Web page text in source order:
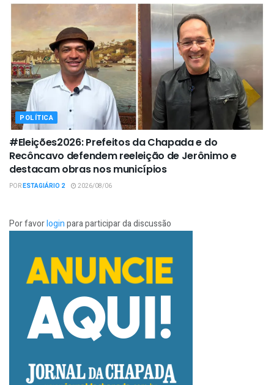
POLÍTICA
#Eleições2026: Prefeitos da Chapada e do
Recôncavo defendem reeleição de Jerônimo e
destacam obras nos municípios
PORESTAGIÁRIO 2 2026/08/06
Por favorloginpara participar da discussão